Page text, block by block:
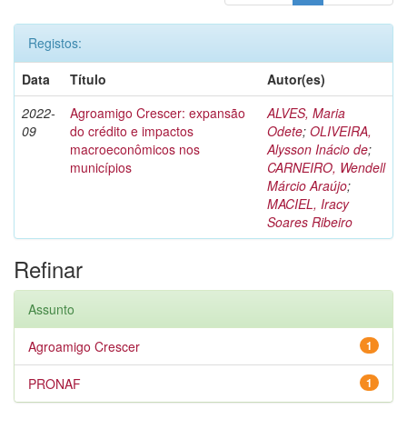
Registos:
Data
Título
Autor(es)
2022-
09
Agroamigo Crescer: expansão
do crédito e impactos
macroeconômicos nos
municípios
ALVES, Maria
Odete; OLIVEIRA,
Alysson Inácio de;
CARNEIRO, Wendell
Márcio Araújo;
MACIEL, Iracy
Soares Ribeiro
Refinar
Assunto
1
Agroamigo Crescer
1
PRONAF